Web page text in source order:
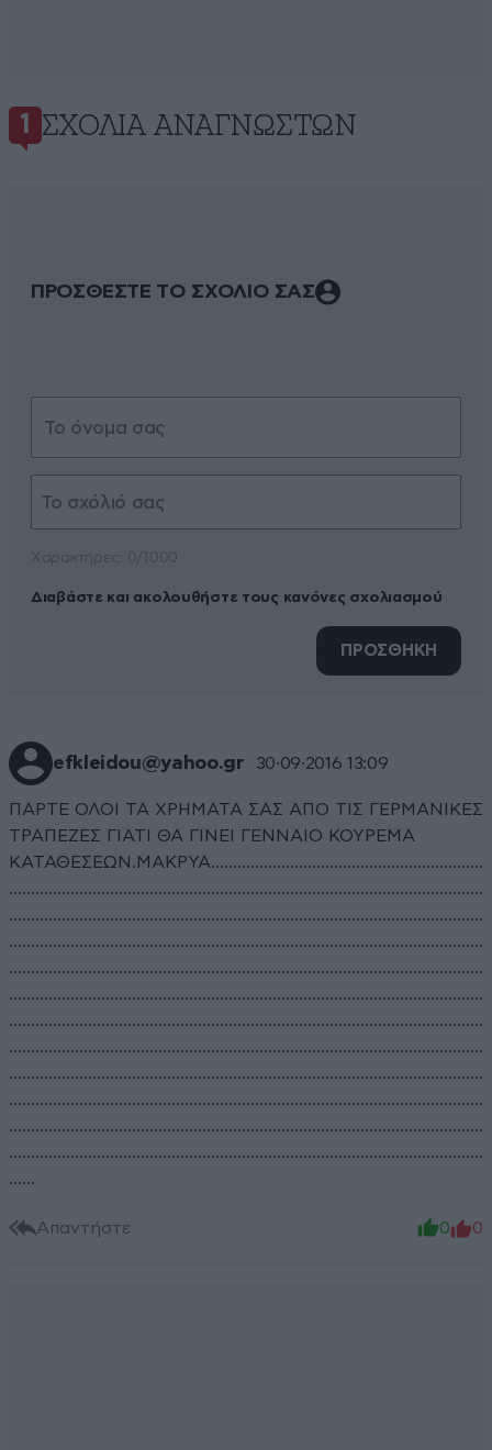
1 ΣΧΌΛΙΑ ΑΝΑΓΝΩΣΤΏΝ
ΠΡΟΣΘΕΣΤΕ ΤΟ ΣΧΟΛΙΟ ΣΑΣ
Διαβάστε και ακολουθήστε τους κανόνες σχολιασμού
ΠΡΟΣΘΗΚΗ
efkleidou@yahoo.gr 30·09·2016 13:09
ΠΑΡΤΕ ΟΛΟΙ ΤΑ ΧΡΗΜΑΤΑ ΣΑΣ ΑΠΟ ΤΙΣ ΓΕΡΜΑΝΙΚΕΣ
ΤΡΑΠΕΖΕΣ ΓΙΑΤΙ ΘΑ ΓΙΝΕΙ ΓΕΝΝΑΙΟ ΚΟΥΡΕΜΑ
ΚΑΤΑΘΕΣΕΩΝ.ΜΑΚΡΥΑ..............................................................
............................................................................................................
............................................................................................................
............................................................................................................
............................................................................................................
............................................................................................................
............................................................................................................
............................................................................................................
............................................................................................................
............................................................................................................
............................................................................................................
............................................................................................................
......
Απαντήστε 0 0